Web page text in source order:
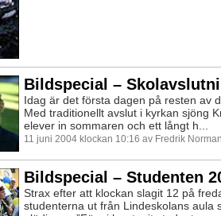
Bildspecial –
Idag är det första dagen på resten av
Med traditionellt avslut i kyrkan sjöng
elever in sommaren och ett långt h...
11 juni 2004 klockan 10:16 av Fredrik
Bildspecial – Studenten
Strax efter att klockan slagit 12 på
studenterna ut från Lindeskolans aula